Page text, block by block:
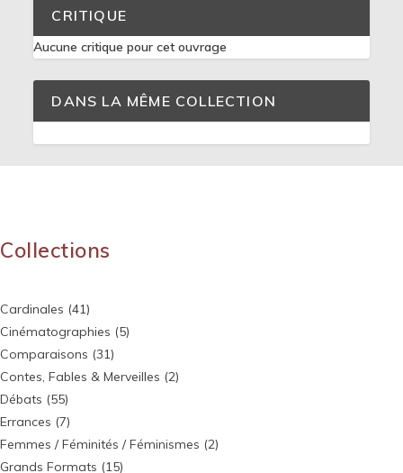
CRITIQUE
Aucune critique pour cet ouvrage
DANS LA MÊME COLLECTION
Collections
Cardinales (41)
Cinématographies (5)
Comparaisons (31)
Contes, Fables & Merveilles (2)
Débats (55)
Errances (7)
Femmes / Féminités / Féminismes (2)
Grands Formats (15)